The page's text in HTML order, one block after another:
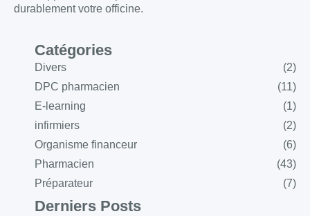
durablement votre officine.
Catégories
Divers
(2)
DPC pharmacien
(11)
E-learning
(1)
infirmiers
(2)
Organisme financeur
(6)
Pharmacien
(43)
Préparateur
(7)
Derniers Posts